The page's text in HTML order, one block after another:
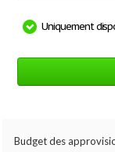
Uniquement
Budget des